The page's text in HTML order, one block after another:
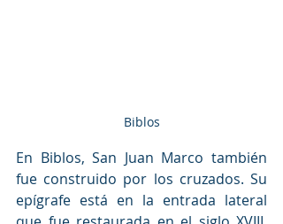
Biblos
En Biblos, San Juan Marco también
fue construido por los cruzados. Su
epígrafe está en la entrada lateral